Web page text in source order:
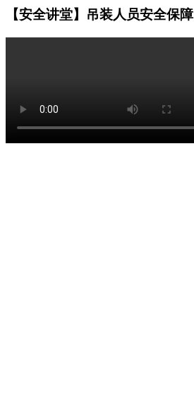
【安全讲堂】吊装人员安全保障